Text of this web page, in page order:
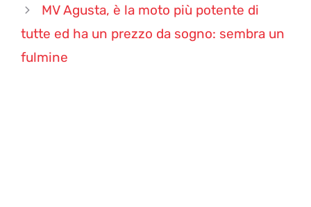
MV Agusta, è la moto più potente di
tutte ed ha un prezzo da sogno: sembra un
fulmine